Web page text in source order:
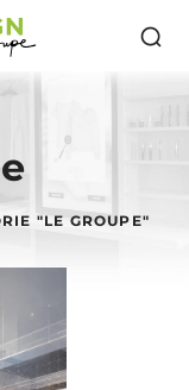
"LE GROUPE"